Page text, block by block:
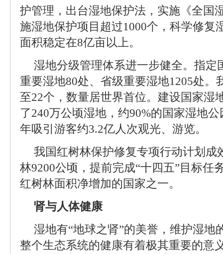
护管理，出台湿地保护法，实施《全国
施湿地保护项目超过1000个，科学修复
面积稳定在8亿亩以上。
湿地分级管理体系进一步健全。指定
重要湿地80处、省级重要湿地1205处。
至22个，数量居世界首位。建设国家湿
了240万公顷湿地，约90%的国家湿地
年吸引游客约3.2亿人次观光、游览。
我国红树林保护修复专项行动计划成
林9200公顷，提前完成“十四五”目标任
红树林面积净增加的国家之一。
肾与人体健康
湿地有“地球之肾”的美誉，维护湿地
整个生态系统的健康有着极其重要的意